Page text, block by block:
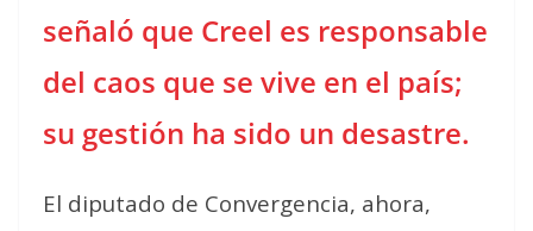
señaló que Creel es responsable
del caos que se vive en el país;
su gestión ha sido un desastre.
El diputado de Convergencia, ahora,